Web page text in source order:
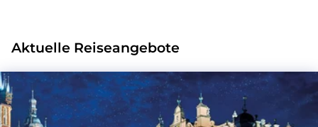
Aktuelle Reiseangebote